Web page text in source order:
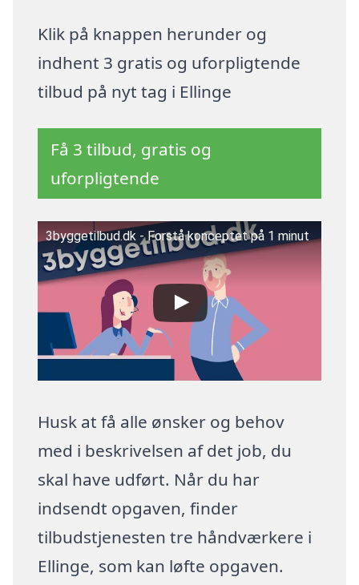
Klik på knappen herunder og
indhent 3 gratis og uforpligtende
tilbud på nyt tag i Ellinge
Få 3 tilbud, gratis og
uforpligtende
3byggetilbud.dk - Forstå konceptet på 1 minut
Husk at få alle ønsker og behov
med i beskrivelsen af det job, du
skal have udført. Når du har
indsendt opgaven, finder
tilbudstjenesten tre håndværkere i
Ellinge, som kan løfte opgaven.